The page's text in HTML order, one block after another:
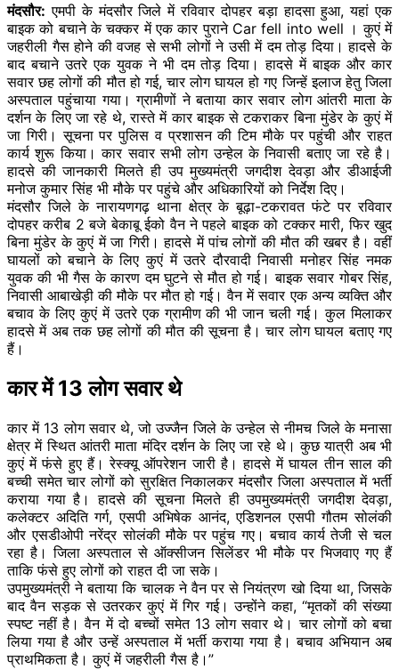
मंदसौर: एमपी के मंदसौर जिले में रविवार दोपहरबड़ाहादसा हुआ, यहां एक
बाइक को बचाने के चक्कर में एक कार पुराने Car fell into well । कुएं में
जहरीली गैस होने की वजह से सभी लोगों ने उसी में दमतोड़ दिया। हादसे के
बाद बचाने उतरे एक युवक ने भी दमतोड़ दिया। हादसे में बाइक और कार
सवार छह लोगों की मौत हो गई, चार लोग घायल हो गए जिन्हें इलाज हेतु जिला
अस्पताल पहुंचाया गया। ग्रामीणों ने बताया कार सवार लोगआंतरी माता के
दर्शन के लिए जा रहे थे, रास्ते में कार बाइक से टकराकर बिना मुंडेर के कुएं में
जा गिरी। सूचना पर पुलिस व प्रशासन कीटिममौके पर पहुंची और राहत
कार्य शुरू किया। कार सवार सभी लोगउन्हेलके निवासी बताए जा रहे है।
हादसे की जानकारी मिलते ही उप मुख्यमंत्री जगदीशदेवड़ाऔर डीआईजी
मनोज कुमार सिंह भी मौके पर पहुंचे और अधिकारियों को निर्देश दिए।
मंदसौर जिले के नारायणगढ़ थाना क्षेत्र के बूढ़ा-टकरावत फंटे पर रविवार
दोपहर करीब 2 बजे बेकाबूईको वैन ने पहले बाइक को टक्कर मारी, फिर खुद
बिना मुंडेर के कुएं में जा गिरी। हादसे में पांच लोगों की मौत की खबर है। वहीं
घायलों को बचाने के लिए कुएं में उतरेदौरवादीनिवासी मनोहर सिंह नमक
युवक की भी गैस के कारण दम घुटने से मौत हो गई। बाइक सवार गोबर सिंह,
निवासीआबाखेड़ी की मौके पर मौत हो गई। वैन में सवार एक अन्य व्यक्ति और
बचाव के लिए कुएं में उतरे एक ग्रामीण की भी जान चली गई। कुल मिलाकर
हादसे में अब तक छह लोगों की मौत की सूचना है। चार लोग घायल बताए गए
हैं।
कार में 13 लोग सवार थे
कार में 13 लोग सवार थे, जो उज्जैन जिले केउन्हेल से नीमच जिले के मनासा
क्षेत्र में स्थित आंतरी माता मंदिर दर्शन के लिए जा रहे थे। कुछ यात्री अब भी
कुएं में फंसे हुए हैं। रेस्क्यू ऑपरेशन जारी है। हादसे में घायल तीन साल की
बच्ची समेत चार लोगों को सुरक्षित निकालकर मंदसौर जिला अस्पताल में भर्ती
कराया गया है। हादसे की सूचना मिलते ही उपमुख्यमंत्री जगदीश देवड़ा,
कलेक्टर अदिति गर्ग, एसपी अभिषेक आनंद, एडिशनल एसपी गौतम सोलंकी
और एसडीओपी नरेंद्र सोलंकी मौके पर पहुंच गए। बचाव कार्य तेजी से चल
रहा है। जिला अस्पताल से ऑक्सीजन सिलेंडर भी मौके पर भिजवाए गए हैं
ताकि फंसे हुए लोगों को राहत दी जा सके।
उपमुख्यमंत्री ने बताया कि चालक ने वैन पर से नियंत्रण खो दिया था, जिसके
बाद वैनसड़कसे उतरकर कुएं में गिर गई। उन्होंने कहा,“मृतकों की संख्या
स्पष्ट नहीं है। वैन में दो बच्चों समेत 13 लोग सवार थे। चार लोगों को बचा
लिया गया है और उन्हें अस्पताल में भर्ती कराया गया है। बचाव अभियान अब
प्राथमिकता है। कुएं में जहरीली गैस है।”